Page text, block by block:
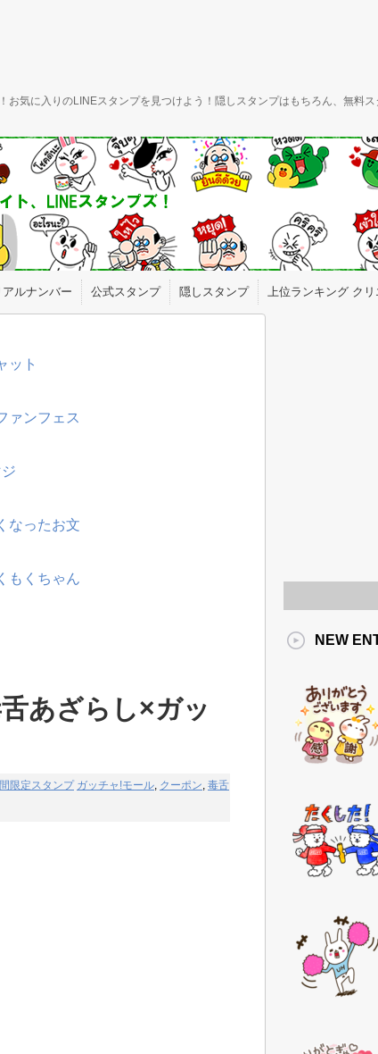
お気に入りのLINEスタンプを見つけよう！隠しスタンプはもちろん、無料
アルナンバー 公式スタンプ 隠しスタンプ 上位ランキング ク
ット
ァンフェス
なったお文
もくちゃん
あざらし×ガッ
限定スタンプ ガッチャ!モール, クーポン, 毒舌
NEW